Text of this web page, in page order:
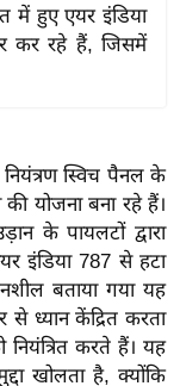
में हुए एयर इंडिया
कर रहे हैं, जिसमें
नियंत्रण स्विच पैनल के
योजना बना रहे हैं।
के पायलटों द्वारा
इंडिया 787 से हटा
बताया गया यह
से ध्यान केंद्रित करता
करते हैं। यह
खोलता है, क्योंकि